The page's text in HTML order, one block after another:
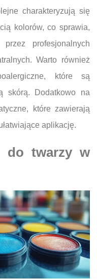
charakteryzują się
kolorów, co sprawia,
profesjonalnych
Warto również
które są
skórą. Dodatkowo na
które zawierają
aplikację.
do twarzy w